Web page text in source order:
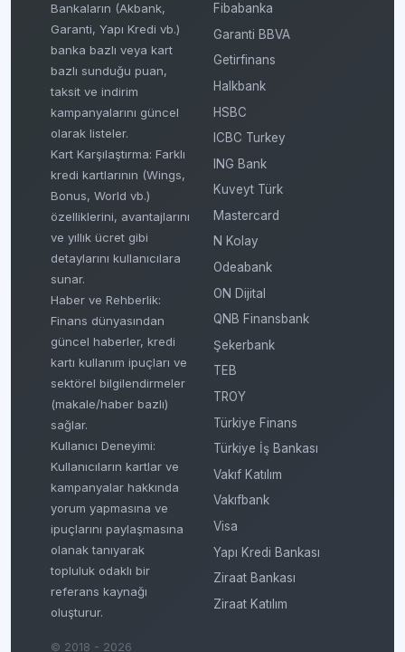
Bankaların (Akbank,
Garanti, Yapı Kredi vb.)
banka bazlı veya kart
bazlı sunduğu puan,
taksit ve indirim
kampanyalarını güncel
olarak listeler.
Kart Karşılaştırma: Farklı
kredi kartlarının (Wings,
Bonus, World vb.)
özelliklerini, avantajlarını
ve yıllık ücret gibi
detaylarını kullanıcılara
sunar.
Haber ve Rehberlik:
Finans dünyasından
güncel haberler, kredi
kartı kullanım ipuçları ve
sektörel bilgilendirmeler
(makale/haber bazlı)
sağlar.
Kullanıcı Deneyimi:
Kullanıcıların kartlar ve
kampanyalar hakkında
yorum yapmasına ve
ipuçlarını paylaşmasına
olanak tanıyarak
topluluk odaklı bir
referans kaynağı
oluşturur.
© 2018 - 2026
Fibabanka
Garanti BBVA
Getirfinans
Halkbank
HSBC
ICBC Turkey
ING Bank
Kuveyt Türk
Mastercard
N Kolay
Odeabank
ON Dijital
QNB Finansbank
Şekerbank
TEB
TROY
Türkiye Finans
Türkiye İş Bankası
Vakıf Katılım
Vakıfbank
Visa
Yapı Kredi Bankası
Ziraat Bankası
Ziraat Katılım